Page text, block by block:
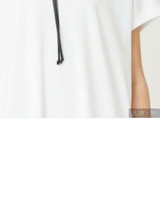
出典：ftn